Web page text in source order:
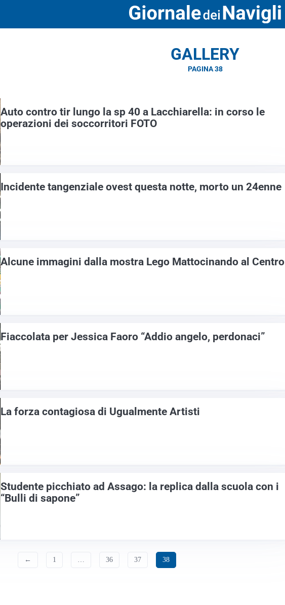
GALLERY
PAGINA 38
Auto contro tir lungo la sp 40 a Lacchiarella: in corso le
operazioni dei soccorritori FOTO
Incidente tangenziale ovest questa notte, morto un 24enne
Alcune immagini dalla mostra Lego Mattocinando al Centro
Fiaccolata per Jessica Faoro “Addio angelo, perdonaci”
La forza contagiosa di Ugualmente Artisti
Studente picchiato ad Assago: la replica dalla scuola con i
“Bulli di sapone”
← 1 … 36 37 38